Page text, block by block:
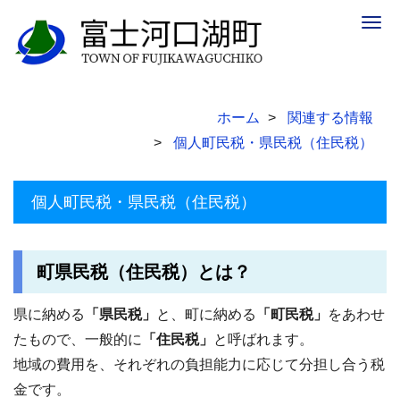
ホーム
関連する情報
個人町民税・県民税（住民税）
個人町民税・県民税（住民税）
町県民税（住民税）とは？
県に納める 「県民税」 と、町に納める 「町民税」 をあわせ
たもので、一般的に
「住民税」 と呼ばれます。
地域の費用を、それぞれの負担能力に応じて分担し合う税
金です。